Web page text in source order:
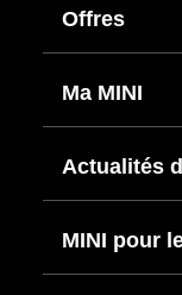
Offres
Ma MINI
Actualités
MINI pour